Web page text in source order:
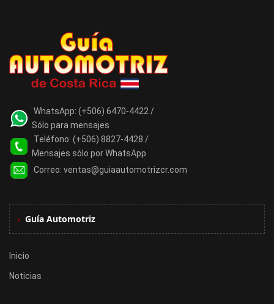
WhatsApp: (+506) 6470-4422 /
Sólo para mensajes
Teléfono: (+506) 8827-4428 /
Mensajes sólo por WhatsApp
Correo: ventas@guiaautomotrizcr.com
Guía Automotriz
Inicio
Noticias